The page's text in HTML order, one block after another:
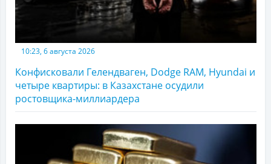
10:23, 6 августа 2026
Конфисковали Гелендваген, Dodge RAM, Hyundai и
четыре квартиры: в Казахстане осудили
ростовщика-миллиардера